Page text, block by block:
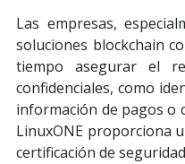
Las empresas,
soluciones blockchain
tiempo asegurar el
confidenciales, como
información de pagos o
LinuxONE proporciona
certificación de